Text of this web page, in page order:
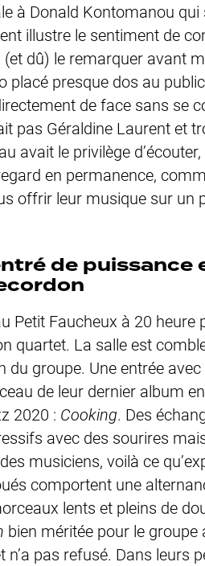
à Donald Kontomanou qui
illustre le sentiment de
(et dû) le remarquer avant
placé presque dos au
de face sans se
pas Géraldine Laurent et
avait le privilège
en permanence,
offrir leur musique sur un
de puissance
Petit Faucheux à 20 heure
quartet. La salle est
du groupe. Une entrée
de leur dernier album en
2020 : Cooking. Des
avec des sourires
musiciens, voilà ce
comportent une
lents et pleins de
bien méritée pour le groupe
n’a pas refusé. Dans leurs